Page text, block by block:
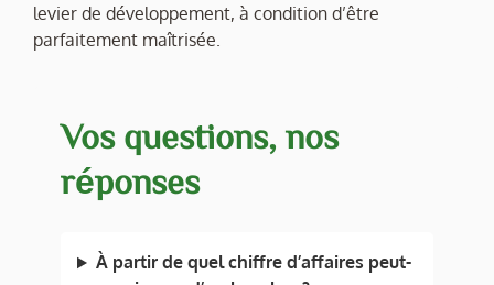
levier de développement, à condition d’être
parfaitement maîtrisée.
Vos questions, nos
réponses
À partir de quel chiffre d’affaires peut-